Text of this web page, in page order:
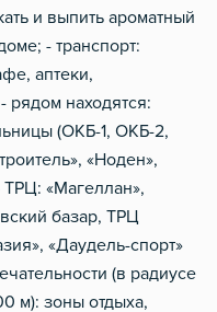
и выпить ароматный
- транспорт:
аптеки,
рядом находятся:
(ОКБ-1, ОКБ-2,
«Ноден»,
ТРЦ: «Магеллан»,
базар, ТРЦ
«Даудель-спорт»
(в радиусе
м): зоны отдыха,